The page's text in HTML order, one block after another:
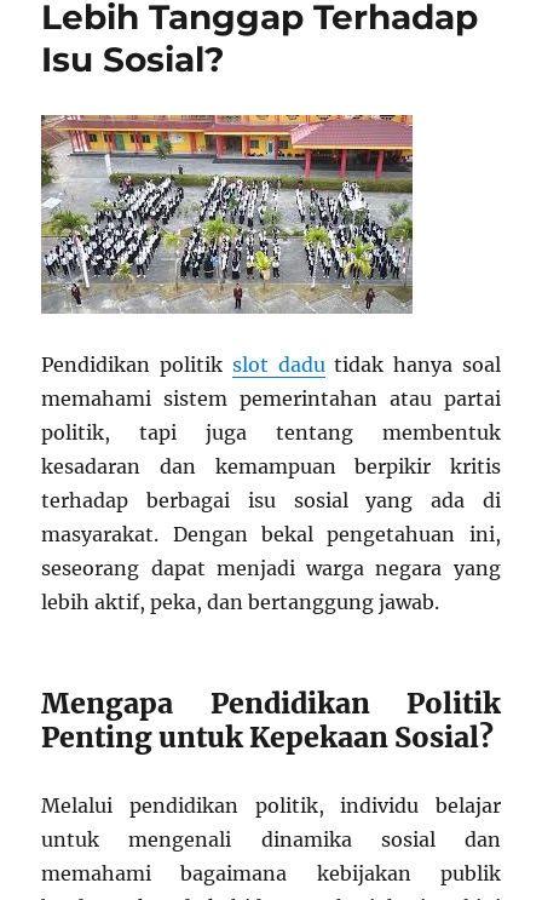
Ini
Faktanya
Lebih Tanggap Terhadap
Isu Sosial?
Pendidikan politik slot dadutidak hanya soal
memahami sistem pemerintahan atau partai
politik, tapi juga tentang membentuk
kesadaran dan kemampuan berpikir kritis
terhadap berbagai isu sosial yang ada di
masyarakat. Dengan bekal pengetahuan ini,
seseorang dapat menjadi warga negara yang
lebih aktif, peka, dan bertanggung jawab.
Mengapa Pendidikan Politik
Penting untuk Kepekaan Sosial?
Melalui pendidikan politik, individu belajar
untuk mengenali dinamika sosial dan
memahami bagaimana kebijakan publik